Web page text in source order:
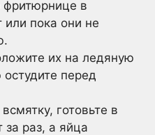
фритюрнице в
или пока они не
их на ледяную
перед
готовьте в
за раз, а яйца